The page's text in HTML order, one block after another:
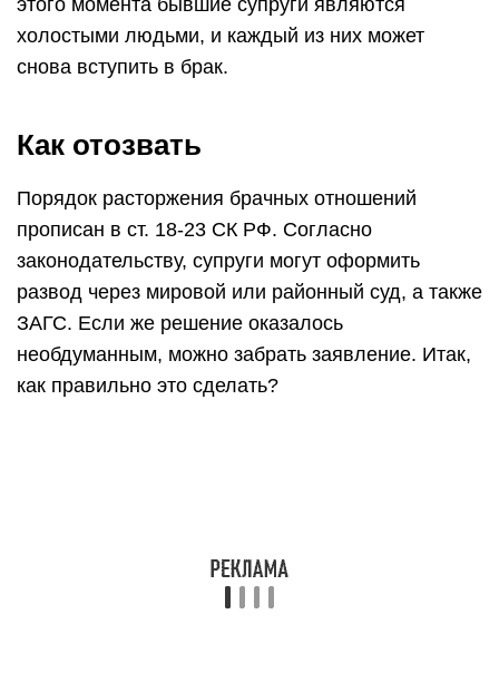
этого момента бывшие супруги являются
холостыми людьми, и каждый из них может
снова вступить в брак.
Как отозвать
Порядок расторжения брачных отношений
прописан в ст. 18-23 СК РФ. Согласно
законодательству, супруги могут оформить
развод через мировой или районный суд, а также
ЗАГС. Если же решение оказалось
необдуманным, можно забрать заявление. Итак,
как правильно это сделать?